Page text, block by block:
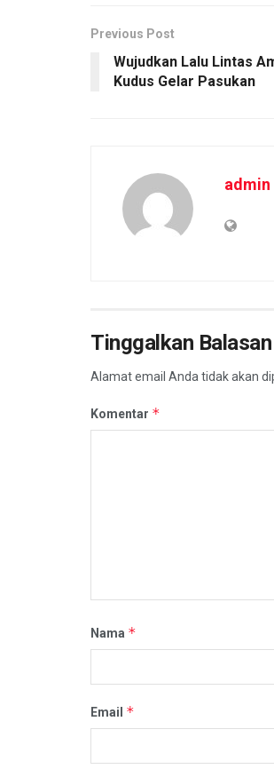
Previous Post
Wujudkan Lalu Lintas
Kudus Gelar Pasukan
admin
Tinggalkan Balasan
Alamat email Anda tidak akan
Komentar *
Nama *
Email *